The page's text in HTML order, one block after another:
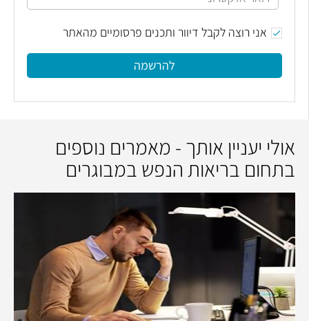
אני רוצה לקבל דיוור ותכנים פרסומיים מהאתר
להרשמה
אולי יעניין אותך - מאמרים נוספים
בתחום בריאות הנפש במבוגרים